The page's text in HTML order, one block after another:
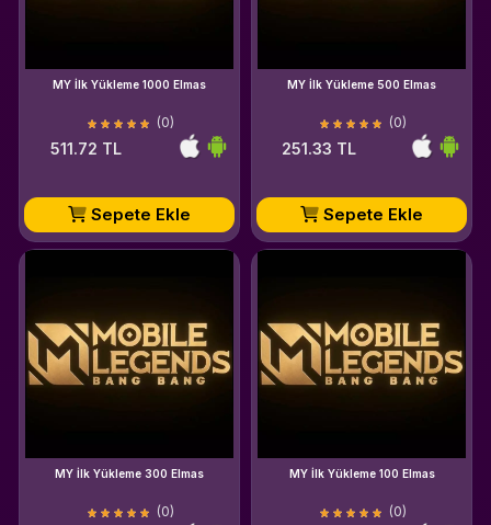
MY İlk Yükleme 1000 Elmas
(0)
511.72 TL
Sepete Ekle
MY İlk Yükleme 500 Elmas
(0)
251.33 TL
Sepete Ekle
MY İlk Yükleme 300 Elmas
(0)
MY İlk Yükleme 100 Elmas
(0)